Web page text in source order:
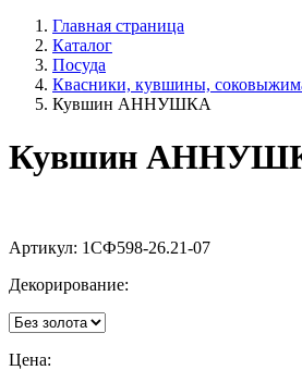
Главная страница
Каталог
Посуда
Квасники, кувшины,
Кувшин АННУШКА
Кувшин
Артикул: 1СФ598-26.21-07
Декорирование:
Цена: